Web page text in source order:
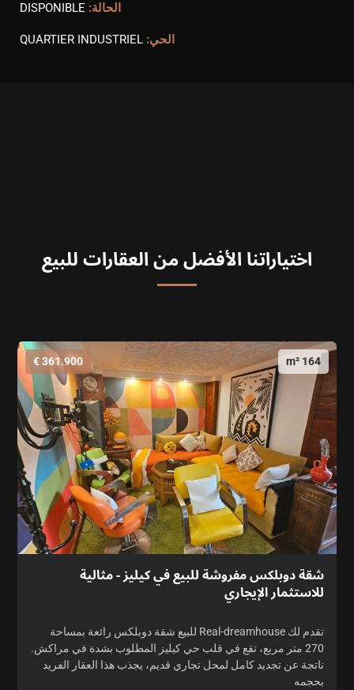
الحالة: DISPONIBLE
الحي: QUARTIER INDUSTRIEL
اختياراتنا الأفضل من العقارات للبيع
164 m²
361.900 €
شقة دوبلكس مفروشة للبيع في كيليز - مثالية
للاستثمار الإيجاري
تقدم لك Real-dreamhouse للبيع شقة دوبلكس رائعة بمساحة
270 متر مربع، تقع في قلب حي كيليز المطلوب بشدة في مراكش.
ناتجة عن تجديد كامل لمحل تجاري قديم، يجذب هذا العقار الفريد
بحجمه